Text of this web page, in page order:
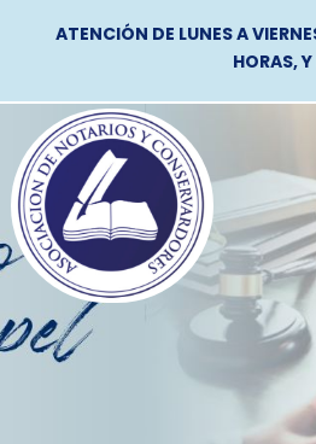
ATENCIÓN DE LUNES A
HORAS,